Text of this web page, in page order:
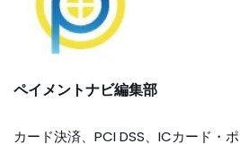
ペイメントナビ編集部
カード決済、PCI DSS、ICカード・